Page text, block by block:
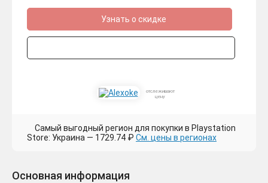
Узнать о скидке
отслеживают
цену
Самый выгодный регион для покупки в Playstation
Store: Украина — 1729.74 ₽ См. цены в регионах
Основная информация